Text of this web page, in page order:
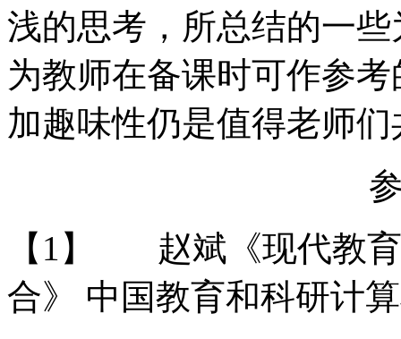
浅的思考，所总结的一
为教师在备课时可作参
加趣味性仍是值得老师
【1】 赵斌《现代教育
合》 中国教育和科研计